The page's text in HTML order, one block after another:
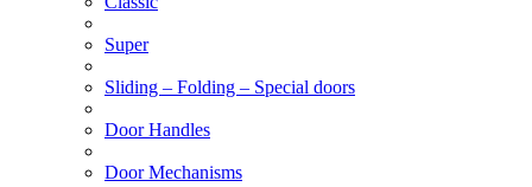
Super
Sliding – Folding – Special doors
Door Handles
Door Mechanisms